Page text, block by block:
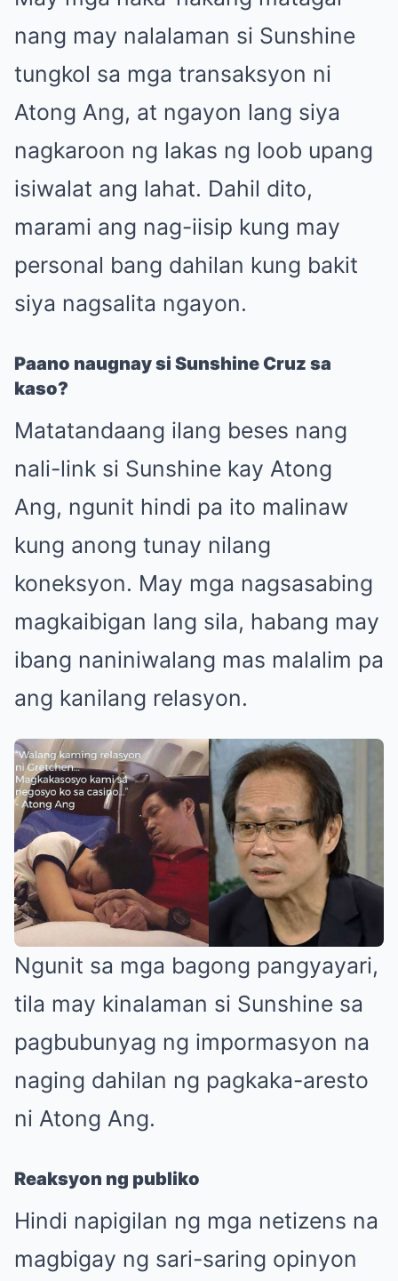
nang may nalalaman si Sunshine
tungkol sa mga transaksyon ni
Atong Ang, at ngayon lang siya
nagkaroon ng lakas ng loob upang
isiwalat ang lahat. Dahil dito,
marami ang nag-iisip kung may
personal bang dahilan kung bakit
siya nagsalita ngayon.
Paano naugnay si Sunshine Cruz sa
kaso?
Matatandaang ilang beses nang
nali-link si Sunshine kay Atong
Ang, ngunit hindi pa ito malinaw
kung anong tunay nilang
koneksyon. May mga nagsasabing
magkaibigan lang sila, habang may
ibang naniniwalang mas malalim pa
ang kanilang relasyon.
Ngunit sa mga bagong pangyayari,
tila may kinalaman si Sunshine sa
pagbubunyag ng impormasyon na
naging dahilan ng pagkaka-aresto
ni Atong Ang.
Reaksyon ng publiko
Hindi napigilan ng mga netizens na
magbigay ng sari-saring opinyon